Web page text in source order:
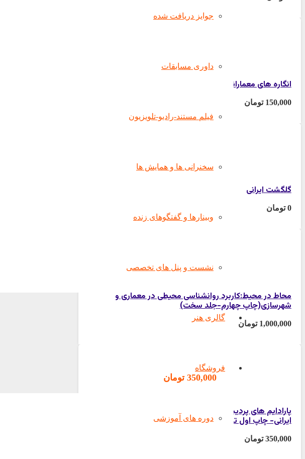
جوایز دریافت شده
داوری مسابقات
فیلم مستند-رادیو-تلویزیون
سخنرانی ها و همایش ها
وبینارها و گفتگوهای زنده
نشست و پنل های تخصصی
گالری هنر
فروشگاه
دوره های آموزشی
انگاره های معمارانه منظر
150,000 تومان
گلگشت ایرانی
0 تومان
تومان
محاط در محیط:کاربرد روانشناسی محیطی در معماری و
شهرسازی(چاپ چهارم-جلد سخت)
1,000,000 تومان
350,000 تومان
پارادایم های پردیس:درآمدی بر بازشناسی و بازآفرینی باغ
ایرانی- چاپ اول تا ششم
350,000 تومان